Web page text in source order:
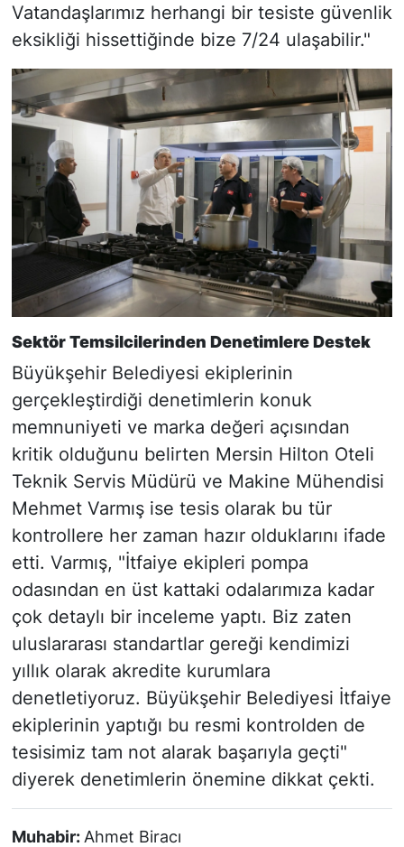
Vatandaşlarımız herhangi bir tesiste güvenlik
eksikliği hissettiğinde bize 7/24 ulaşabilir."
Sektör Temsilcilerinden Denetimlere Destek
Büyükşehir Belediyesi ekiplerinin
gerçekleştirdiği denetimlerin konuk
memnuniyeti ve marka değeri açısından
kritik olduğunu belirten Mersin Hilton Oteli
Teknik Servis Müdürü ve Makine Mühendisi
Mehmet Varmış ise tesis olarak bu tür
kontrollere her zaman hazır olduklarını ifade
etti. Varmış, "İtfaiye ekipleri pompa
odasından en üst kattaki odalarımıza kadar
çok detaylı bir inceleme yaptı. Biz zaten
uluslararası standartlar gereği kendimizi
yıllık olarak akredite kurumlara
denetletiyoruz. Büyükşehir Belediyesi İtfaiye
ekiplerinin yaptığı bu resmi kontrolden de
tesisimiz tam not alarak başarıyla geçti"
diyerek denetimlerin önemine dikkat çekti.
Muhabir: Ahmet Biracı